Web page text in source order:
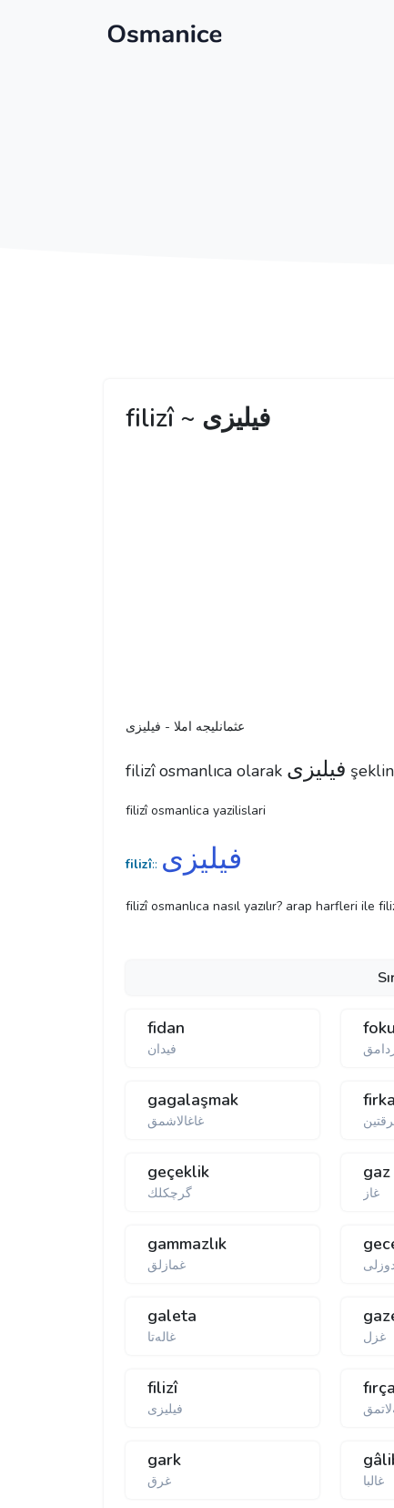
filizî ~ فیلیزی
عثمانليجه املا - فیلیزی
filizî osmanlıca olarak فیلیزی
filizî osmanlica yazilislari
filizî:: فیلیزی
filizî osmanlıca nasıl yazılır? arap harfleri ile
fidan
فیدان
gagalaşmak
غاغالاشمق
geçeklik
گرچكلك
gaz
غاز
gammazlık
غمازلق
galeta
غاله‌تا غزل
filizî
فیلیزی
gark
غرق غالبا